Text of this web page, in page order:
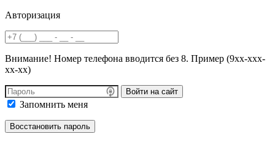
Авторизация
Внимание! Номер телефона вводится без 8. Пример (9хх-ххх-
хх-хх)
Войти на сайт
Запомнить меня